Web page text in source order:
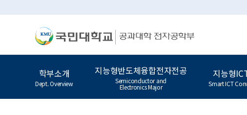
학부소개
Dept. Overview
지능형반도체융합전자전공
Semiconductor and
Electronics Major
지능형
Smart ICT